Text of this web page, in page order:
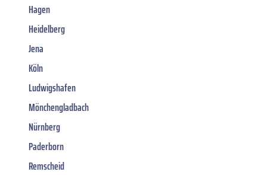
Hagen
Heidelberg
Jena
Köln
Ludwigshafen
Mönchengladbach
Nürnberg
Paderborn
Remscheid